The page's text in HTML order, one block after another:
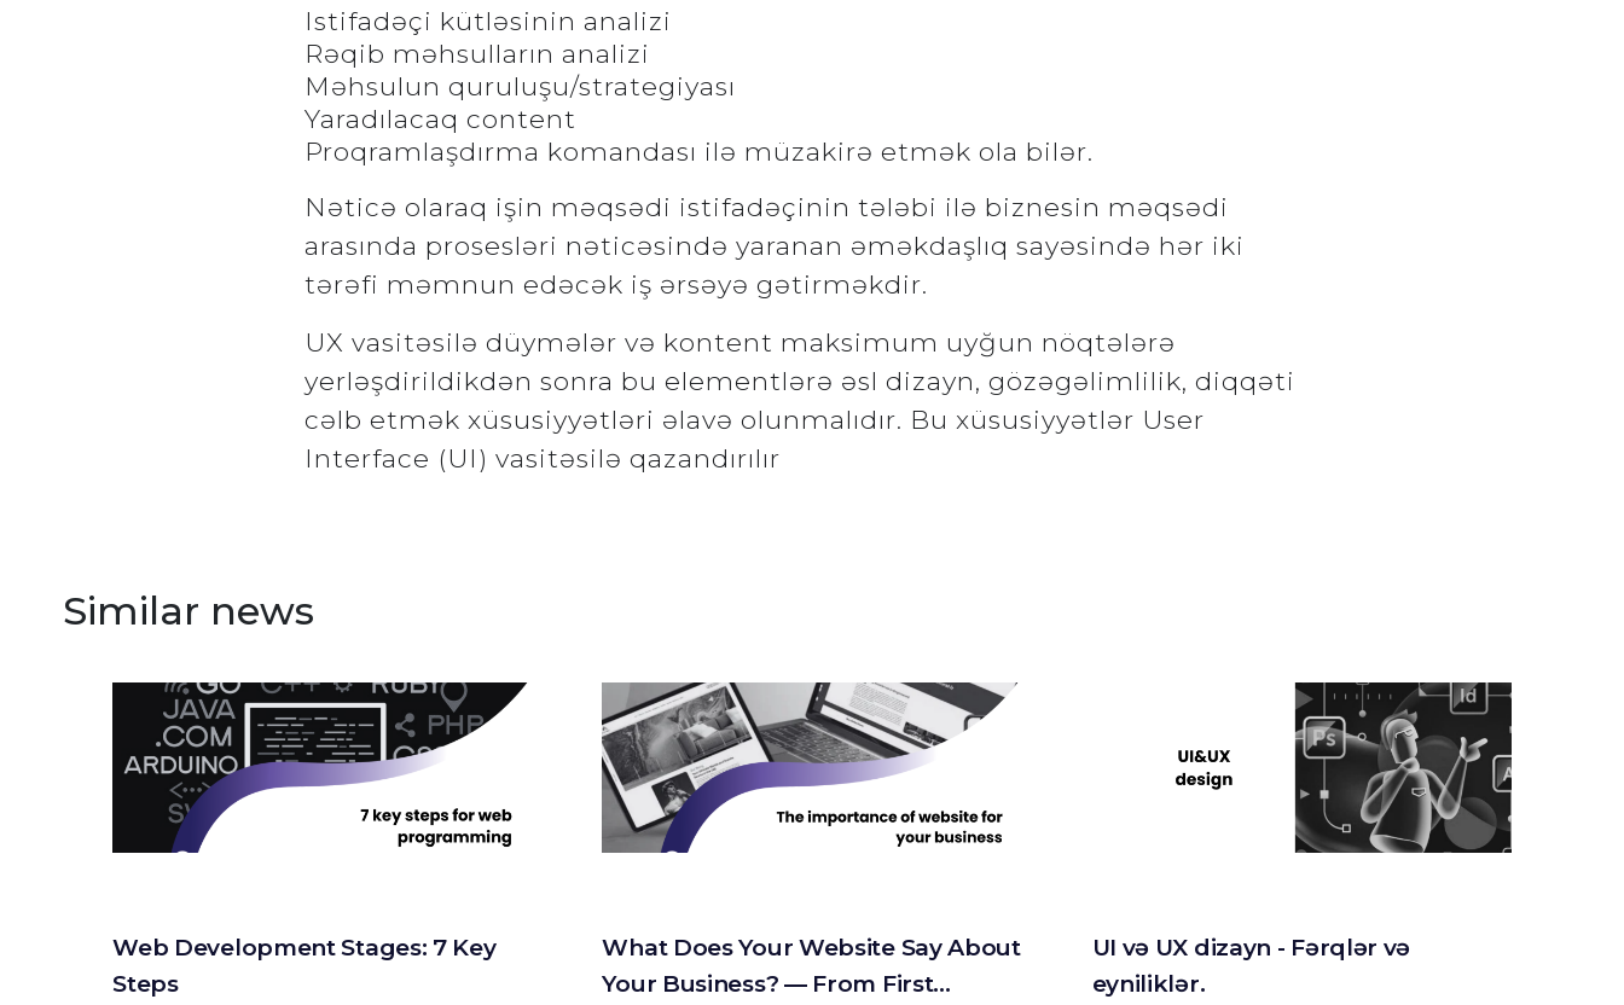
Istifadəçi kütləsinin analizi
Rəqib məhsulların analizi
Məhsulun quruluşu/strategiyası
Yaradılacaq content
Proqramlaşdırma komandası ilə müzakirə etmək ola bilər.
Nəticə olaraq işin məqsədi istifadəçinin tələbi ilə biznesin məqsədi
arasında prosesləri nəticəsində yaranan əməkdaşlıq sayəsində hər iki
tərəfi məmnun edəcək iş ərsəyə gətirməkdir.
UX vasitəsilə düymələr və kontent maksimum uyğun nöqtələrə
yerləşdirildikdən sonra bu elementlərə əsl dizayn, gözəgəlimlilik, diqqəti
cəlb etmək xüsusiyyətləri əlavə olunmalıdır. Bu xüsusiyyətlər User
Interface (UI) vasitəsilə qazandırılır
Similar news
Web Development Stages: 7 Key
Steps
What Does Your Website Say About
Your Business? — From First
UI və UX dizayn - Fərqlər və
eyniliklər.